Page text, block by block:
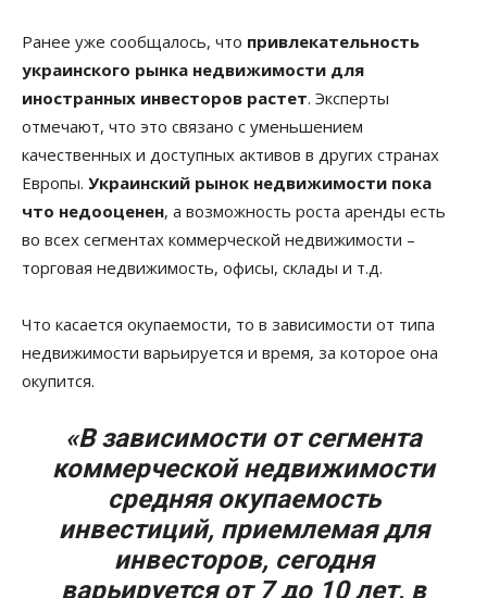
Ранее уже сообщалось, что привлекательность
украинского рынка недвижимости для
иностранных инвесторов растет. Эксперты
отмечают, что это связано с уменьшением
качественных и доступных активов в других странах
Европы. Украинский рынок недвижимости пока
что недооценен, а возможность роста аренды есть
во всех сегментах коммерческой недвижимости –
торговая недвижимость, офисы, склады и т.д.
Что касается окупаемости, то в зависимости от типа
недвижимости варьируется и время, за которое она
окупится.
«В зависимости от сегмента
коммерческой недвижимости
средняя окупаемость
инвестиций, приемлемая для
инвесторов, сегодня
варьируется от 7 до 10 лет, в